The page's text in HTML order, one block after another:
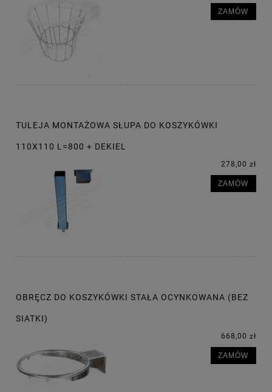
ZAMÓW
TULEJA MONTAŻOWA SŁUPA DO KOSZYKÓWKI
110X110 L=800 + DEKIEL
278,00 zł
ZAMÓW
OBRĘCZ DO KOSZYKÓWKI STAŁA OCYNKOWANA (BEZ
SIATKI)
668,00 zł
ZAMÓW